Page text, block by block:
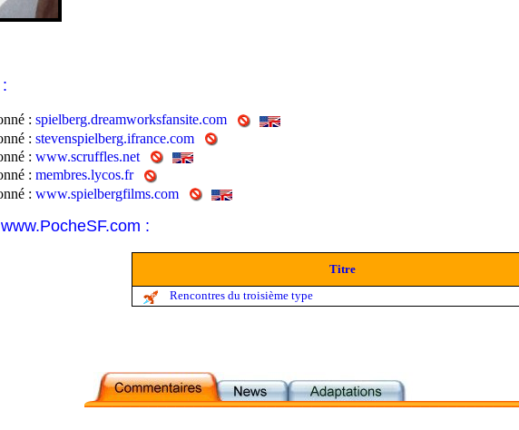
: spielberg.dreamworksfansite.com
: stevenspielberg.ifrance.com
: www.scruffles.net
: membres.lycos.fr
: www.spielbergfilms.com
:
Titre
Rencontres du troisième type